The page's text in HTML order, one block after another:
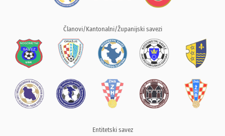
Članovi/Kantonalni/Županijski savezi
Entitetski savez